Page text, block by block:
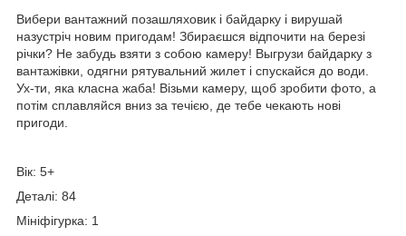
Вибери вантажний позашляховик і байдарку і вирушай
назустріч новим пригодам! Збираєшся відпочити на березі
річки? Не забудь взяти з собою камеру! Выгрузи байдарку з
вантажівки, одягни рятувальний жилет і спускайся до води.
Ух-ти, яка класна жаба! Візьми камеру, щоб зробити фото, а
потім сплавляйся вниз за течією, де тебе чекають нові
пригоди.
Вік: 5+
Деталі: 84
Мініфігурка: 1